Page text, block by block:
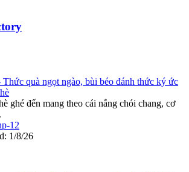
Thức quà ngọt ngào, bùi béo đánh thức ký ức
ghé đến mang theo cái nắng chói chang, cơ
12
1/8/26